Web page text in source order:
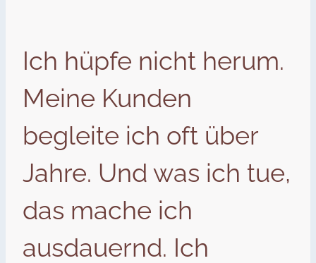
Ich hüpfe nicht herum.
Meine Kunden
begleite ich oft über
Jahre. Und was ich tue,
das mache ich
ausdauernd. Ich